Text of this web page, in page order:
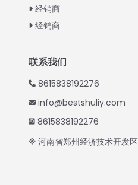
经销商
经销商
联系我们
8615838192276
info@bestshuliy.com
8615838192276
河南省郑州经济技术开发区
Vietnamese